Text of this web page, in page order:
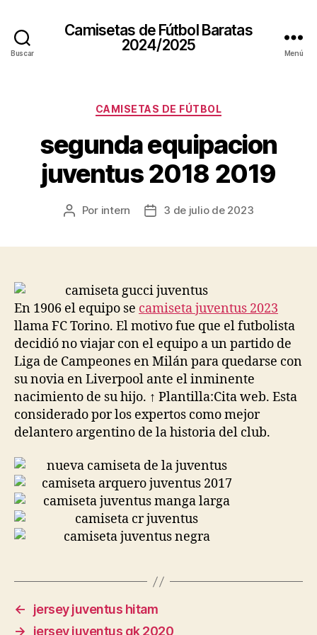
Buscar
Camisetas de Fútbol Baratas
2024/2025
Menú
Categorías
CAMISETAS DE FÚTBOL
segunda equipacion
juventus 2018 2019
Autor
Por intern
Fecha3 de julio de 2023
En 1906 el equipo se camiseta juventus 2023
llama FC Torino. El motivo fue que el futbolista
decidió no viajar con el equipo a un partido de
Liga de Campeones en Milán para quedarse con
su novia en Liverpool ante el inminente
nacimiento de su hijo. ↑ Plantilla:Cita web. Esta
considerado por los expertos como mejor
delantero argentino de la historia del club.
←
jersey juventus hitam
→
jersey juventus gk 2020